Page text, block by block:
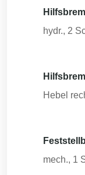
hydr., 2
Hebel
mech., 1